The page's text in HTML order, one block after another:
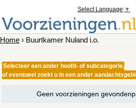
Select Language ▼
Home › Buurtkamer Nuland i.o.
Selecteer een ander hoofd- of subcategorie,
of eventueel zoekt u in een ander
Geen voorzieningen